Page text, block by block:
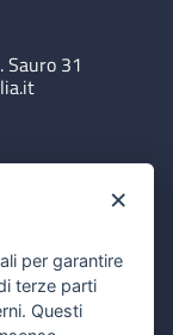
Sauro 31
×
per garantire
terze parti
Questi